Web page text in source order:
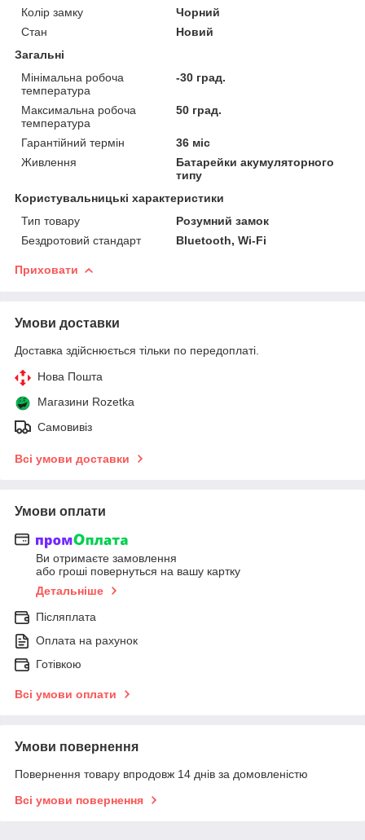
Колір замку
Чорний
Стан
Новий
Загальні
Мінімальна робоча
температура
-30 град.
Максимальна робоча
температура
50 град.
Гарантійний термін
36 міс
Живлення
Батарейки акумуляторного
типу
Користувальницькі характеристики
Тип товару
Розумний замок
Бездротовий стандарт
Bluetooth, Wi-Fi
Приховати
Умови доставки
Доставка здійснюється тільки по передоплаті.
Нова Пошта
Магазини Rozetka
Самовивіз
Всі умови доставки
Умови оплати
Ви отримаєте замовлення
або гроші повернуться на вашу картку
Детальніше
Післяплата
Оплата на рахунок
Готівкою
Всі умови оплати
Умови повернення
Повернення товару впродовж 14 днів за домовленістю
Всі умови повернення